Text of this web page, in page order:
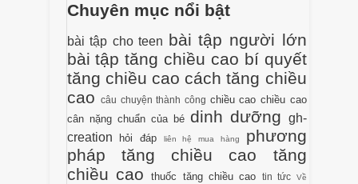
Chuyên mục nổi bật
bài tập cho teen bài tập người lớn
bài tập tăng chiều cao bí quyết
tăng chiều cao cách tăng chiều
cao
câu chuyện thành công chiều cao chiều cao
cân nặng chuẩn của bé dinh dưỡng gh-
creation
hỏi đáp liên hệ mua hàng
phương
pháp tăng chiều cao
tăng
chiều cao
thuốc tăng chiều cao tin tức
Về